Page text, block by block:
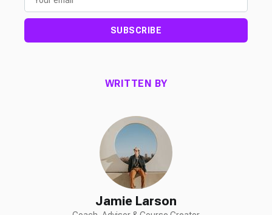
SUBSCRIBE
WRITTEN BY
Jamie Larson